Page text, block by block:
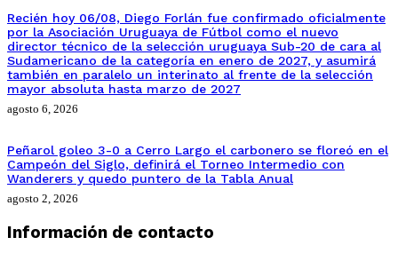
Recién hoy 06/08, Diego Forlán fue confirmado oficialmente
por la Asociación Uruguaya de Fútbol como el nuevo
director técnico de la selección uruguaya Sub-20 de cara al
Sudamericano de la categoría en enero de 2027, y asumirá
también en paralelo un interinato al frente de la selección
mayor absoluta hasta marzo de 2027
agosto 6, 2026
Peñarol goleo 3-0 a Cerro Largo el carbonero se floreó en el
Campeón del Siglo, definirá el Torneo Intermedio con
Wanderers y quedo puntero de la Tabla Anual
agosto 2, 2026
Información de contacto